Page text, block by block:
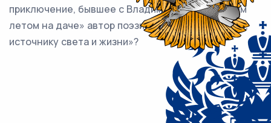
приключение, бывшее с Владимиром Маяковским
летом на даче» автор поэзию «уподобил солнцу,
источнику света и жизни»?